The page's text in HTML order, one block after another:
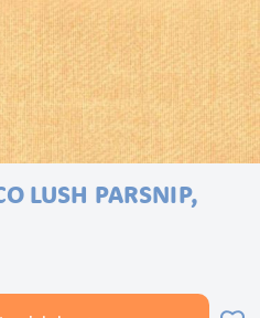
LUSH PARSNIP,